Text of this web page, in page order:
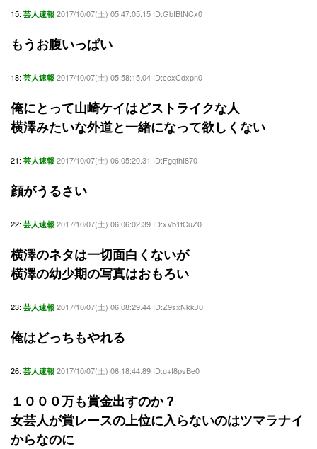
15: 芸人速報 2017/10/07(土) 05:47:05.15 ID:GbIBtNCx0
もうお腹いっぱい
18: 芸人速報 2017/10/07(土) 05:58:15.04 ID:ccxCdxpn0
俺にとって山崎ケイはどストライクな人
横澤みたいな外道と一緒になって欲しくない
21: 芸人速報 2017/10/07(土) 06:05:20.31 ID:FgqfhI870
顔がうるさい
22: 芸人速報 2017/10/07(土) 06:06:02.39 ID:xVb1tCuZ0
横澤のネタは一切面白くないが
横澤の幼少期の写真はおもろい
23: 芸人速報 2017/10/07(土) 06:08:29.44 ID:Z9sxNkkJ0
俺はどっちもやれる
26: 芸人速報 2017/10/07(土) 06:18:44.89 ID:u+I8psBe0
１０００万も賞金出すのか？
女芸人が賞レースの上位に入らないのはツマラナイ
からなのに